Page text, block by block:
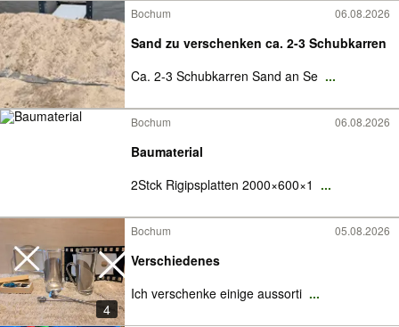
Bochum 06.08.2026
Sand zu verschenken ca. 2-3 Schubkarren
Ca. 2-3 Schubkarren Sand an Se ...
Bochum 06.08.2026
Baumaterial
2Stck Rigipsplatten 2000×600×1 ...
4
Bochum 05.08.2026
Verschiedenes
Ich verschenke einige aussorti ...